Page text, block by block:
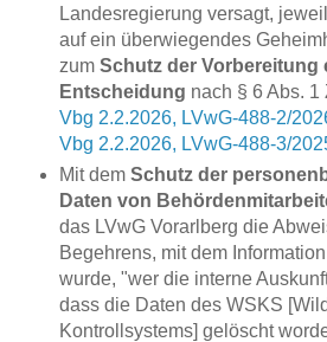
Landesregierung versagt,
auf ein überwiegendes
zum Schutz der Vorbereitung
Entscheidung nach § 6 Abs. 1
Vbg 2.2.2026, LVwG-488-2/
Vbg 2.2.2026, LVwG-488-3/
Mit dem Schutz der
Daten von
das LVwG Vorarlberg die
Begehrens, mit dem
wurde, "wer die interne
dass die Daten des WSKS
Kontrollsystems] gelöscht